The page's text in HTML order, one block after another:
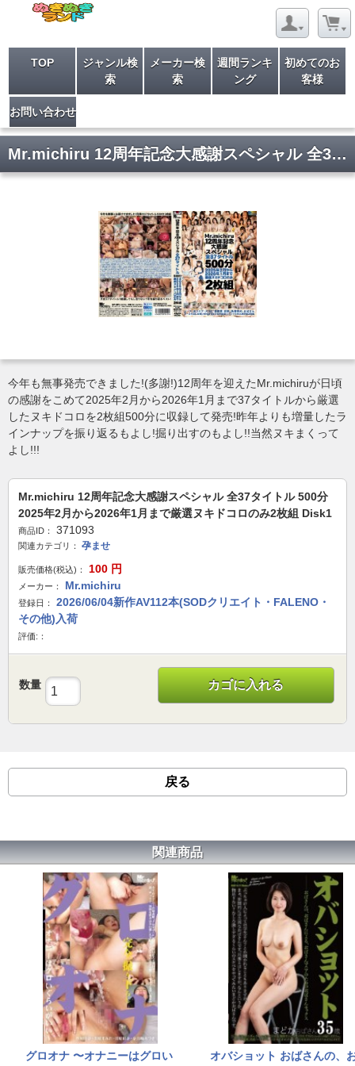
TOP
ジャンル検
索
メーカー検
索
週間ランキ
ング
初めてのお
客様
お問い合わせ
Mr.michiru 12周年記念大感謝スペシャル 全37タイトル 500分2025年2月から2026年1月まで厳選ヌキドコロのみ2枚組 Disk1
今年も無事発売できました!(多謝!)12周年を迎えたMr.michiruが日頃
の感謝をこめて2025年2月から2026年1月まで37タイトルから厳選
したヌキドコロを2枚組500分に収録して発売!昨年よりも増量したラ
インナップを振り返るもよし!掘り出すのもよし!!当然ヌキまくって
よし!!!
Mr.michiru 12周年記念大感謝スペシャル 全37タイトル 500分
2025年2月から2026年1月まで厳選ヌキドコロのみ2枚組 Disk1
商品ID： 371093
関連カテゴリ： 孕ませ
販売価格(税込)： 100 円
メーカー： Mr.michiru
登録日：
2026/06/04新作AV112本(SODクリエイト・FALENO・
その他)入荷
評価:：
数量 カゴに入れる
戻る
関連商品
グロオナ 〜オナニーはグロい オバショット おばさんの、